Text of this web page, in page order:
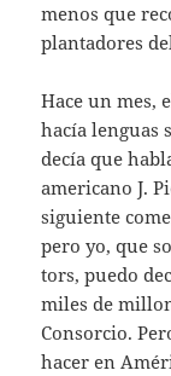
menos que
plantadores
Hace un mes,
hacía lenguas
decía que
americano J.
siguiente
pero yo, que
tors, puedo
miles de
Consorcio.
hacer en